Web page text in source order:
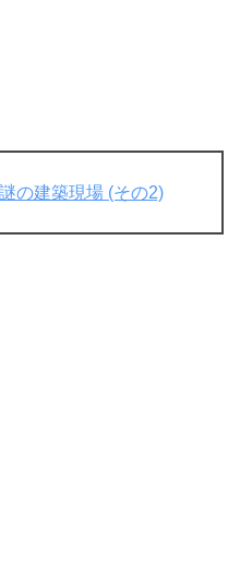
の建築現場 (その2)